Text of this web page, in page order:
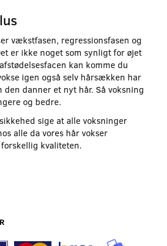
vækstfasen, regressionsfasen og
er ikke noget som synligt for øjet
kan komme du
igen også selv hårsækken har
den danner et nyt hår. Så voksning
og bedre.
sige at alle voksninger
alle da vores hår vokser
kvaliteten.